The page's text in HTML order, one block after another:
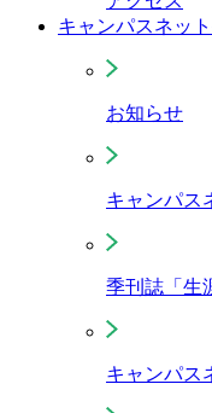
キャンパスネッ
お知らせ
キャンパス
季刊誌「生
キャンパス